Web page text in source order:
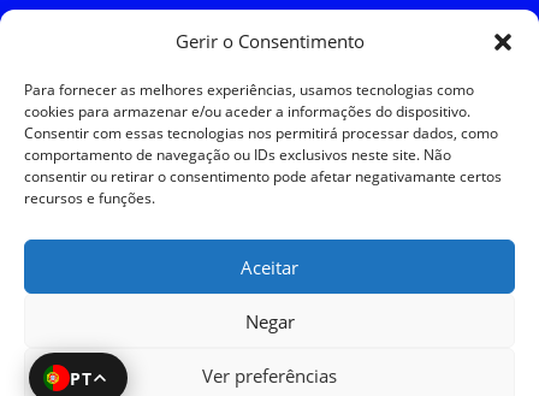
Gerir o Consentimento
Para fornecer as melhores experiências, usamos tecnologias como
cookies para armazenar e/ou aceder a informações do dispositivo.
Consentir com essas tecnologias nos permitirá processar dados, como
comportamento de navegação ou IDs exclusivos neste site. Não
consentir ou retirar o consentimento pode afetar negativamante certos
recursos e funções.
Aceitar
Negar
Ver preferências
PT
Política de Devoluções
Termos e Condições
Resolução de Litígios
SKySIGMA